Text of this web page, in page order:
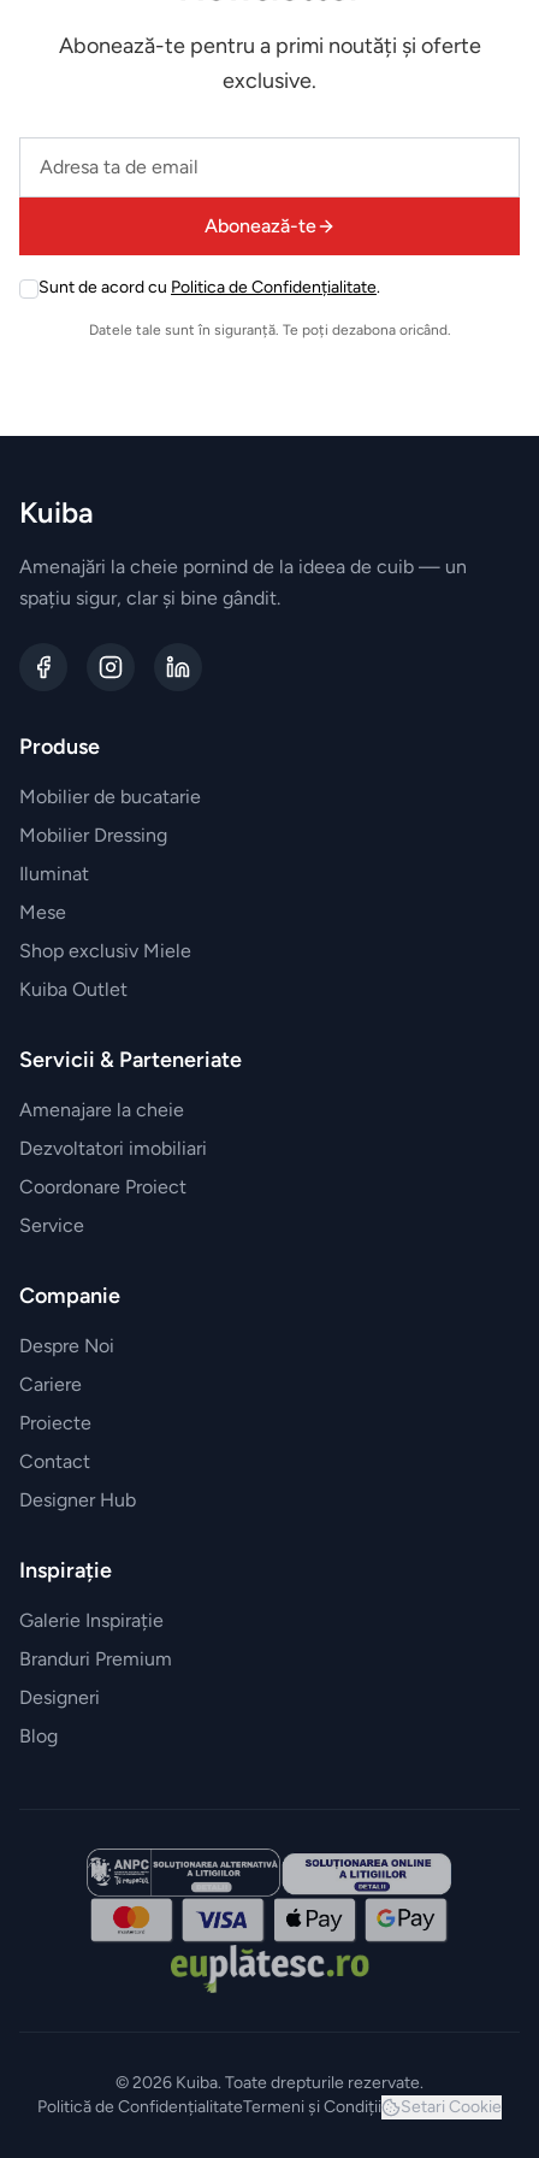
Biblioteca
Canapele
BRANDURI
Electrocasnice
Esteban
Paris
Abonează-te pentru a primi noutăți și oferte
exclusive.
this
Leave
Abonează-te
Sunt de acord cu Politica de Confidențialitate.
Datele tale sunt în siguranță. Te poți dezabona oricând.
Kuiba
Amenajări la cheie pornind de la ideea de cuib — un
spațiu sigur, clar și bine gândit.
Produse
Mobilier de bucatarie
Mobilier Dressing
Iluminat
Mese
Shop exclusiv Miele
Kuiba Outlet
Servicii & Parteneriate
Amenajare la cheie
Dezvoltatori imobiliari
Coordonare Proiect
Service
Companie
Despre Noi
Cariere
Proiecte
Contact
Designer Hub
Inspirație
Galerie Inspirație
Branduri Premium
Designeri
Blog
© 2026 Kuiba. Toate drepturile rezervate.
Politică de ConfidențialitateTermeni și Condiții Setari Cookie